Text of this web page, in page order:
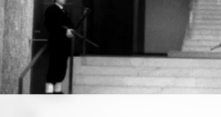
Medias
Publications
About
FR/EN